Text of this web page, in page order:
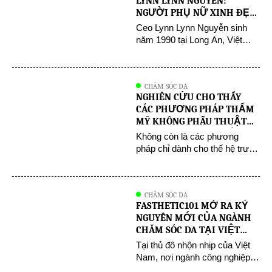
tại nhà. Với cam kết về chất
lượng sản phẩm, giá cả […]
NGƯỜI PHỤ NỮ XINH ĐẸP,
TÀI NĂNG VÀ THÀNH ĐẠT
Ceo Lynn Lynn Nguyễn sinh
năm 1990 tại Long An, Việt
mảnh mai yếu đuối nhưng nội
lực đầy nhiệt huyết, quyết tâm
học tập vượt qua khó khăn,
thách thức mong muốn xây
dựng […]
CHĂM SÓC DA
NGHIÊN CỨU CHO THẤY
CÁC PHƯƠNG PHÁP THẨM
MỸ KHÔNG PHẪU THUẬT
ĐANG NGÀY CÀNG PHỔ BIẾN
VỚI THẾ HỆ NGÀY NAY
Không còn là các phương
pháp chỉ dành cho thế hệ trước
và việc xử lý các nếp nhăn.
Tuy nhiên, một nghiên cứu gần
đây của SkinSpirit Medical Spa
đã phát hiện ra […]
CHĂM SÓC DA
FASTHETIC101 MỞ RA KỶ
NGUYÊN MỚI CỦA NGÀNH
CHĂM SÓC DA TẠI VIỆT
NAM
Tại thủ đô nhộn nhịp của Việt
Nam, nơi ngành công nghiệp